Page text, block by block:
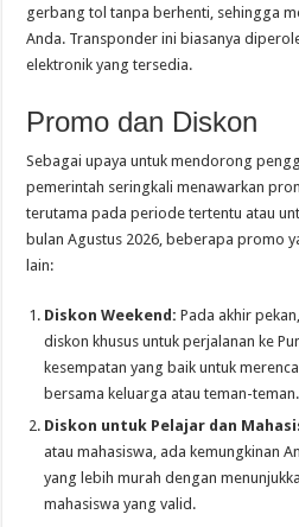
gerbang tol tanpa berhenti, sehingga
Anda. Transponder ini biasanya
elektronik yang tersedia.
Promo dan Diskon
Sebagai upaya untuk mendorong
pemerintah seringkali menawarkan
terutama pada periode tertentu atau
bulan Agustus 2026, beberapa promo
lain:
Diskon Weekend: Pada akhir
diskon khusus untuk perjalanan ke
kesempatan yang baik untuk
bersama keluarga atau teman-teman.
Diskon untuk Pelajar dan
atau mahasiswa, ada kemungkinan
yang lebih murah dengan
mahasiswa yang valid.